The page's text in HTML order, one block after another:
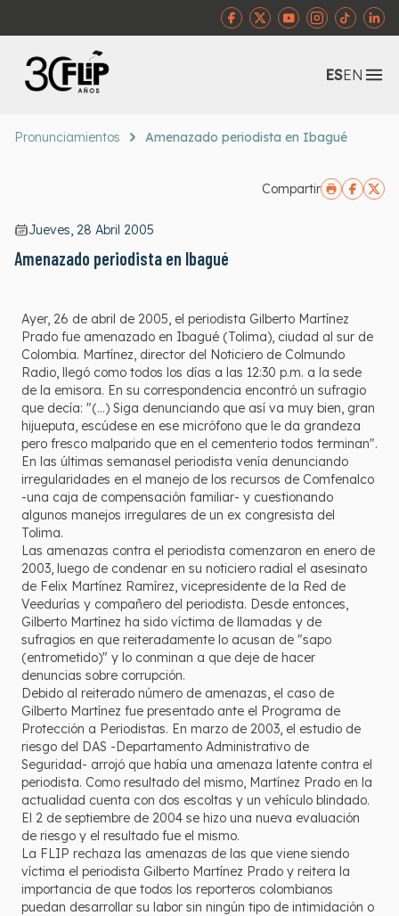
ESEN
Pronunciamientos Amenazado periodista en Ibagué
Compartir
Jueves, 28 Abril 2005
Amenazado periodista en Ibagué
Ayer, 26 de abril de 2005, el periodista Gilberto Martínez
Prado fue amenazado en Ibagué (Tolima), ciudad al sur de
Colombia. Martínez, director del Noticiero de Colmundo
Radio, llegó como todos los días a las 12:30 p.m. a la sede
de la emisora. En su correspondencia encontró un sufragio
que decía: "(…) Siga denunciando que así va muy bien, gran
hijueputa, escúdese en ese micrófono que le da grandeza
pero fresco malparido que en el cementerio todos terminan".
En las últimas semanasel periodista venía denunciando
irregularidades en el manejo de los recursos de Comfenalco
-una caja de compensación familiar- y cuestionando
algunos manejos irregulares de un ex congresista del
Tolima.
Las amenazas contra el periodista comenzaron en enero de
2003, luego de condenar en su noticiero radial el asesinato
de Felix Martínez Ramírez, vicepresidente de la Red de
Veedurías y compañero del periodista. Desde entonces,
Gilberto Martínez ha sido víctima de llamadas y de
sufragios en que reiteradamente lo acusan de "sapo
(entrometido)" y lo conminan a que deje de hacer
denuncias sobre corrupción.
Debido al reiterado número de amenazas, el caso de
Gilberto Martínez fue presentado ante el Programa de
Protección a Periodistas. En marzo de 2003, el estudio de
riesgo del DAS -Departamento Administrativo de
Seguridad- arrojó que había una amenaza latente contra el
periodista. Como resultado del mismo, Martínez Prado en la
actualidad cuenta con dos escoltas y un vehículo blindado.
El 2 de septiembre de 2004 se hizo una nueva evaluación
de riesgo y el resultado fue el mismo.
La FLIP rechaza las amenazas de las que viene siendo
víctima el periodista Gilberto Martínez Prado y reitera la
importancia de que todos los reporteros colombianos
puedan desarrollar su labor sin ningún tipo de intimidación o